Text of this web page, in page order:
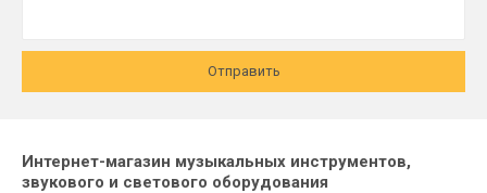
Отправить
Интернет-магазин музыкальных инструментов,
звукового и светового оборудования